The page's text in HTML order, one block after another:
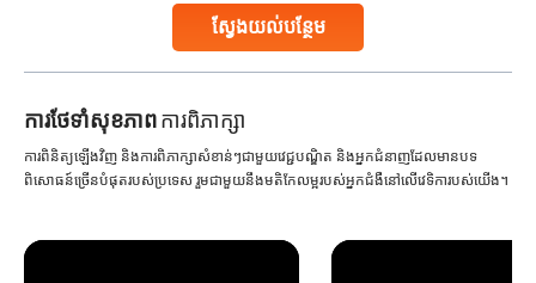
ស្វែងយល់បន្ថែម
ការ​ថែទាំ​សុខភាពការពិភាក្សា
ការពិនិត្យឡើងវិញ និងការពិភាក្សាសំខាន់ៗជាមួយវេជ្ជបណ្ឌិត និងអ្នកជំនាញដែលមានបទ
ពិសោធន៍ច្រើនបំផុតរបស់ប្រទេស រួមជាមួយនឹងមតិកែលម្អរបស់អ្នកជំងឺនៅលើវេទិការបស់យើង។